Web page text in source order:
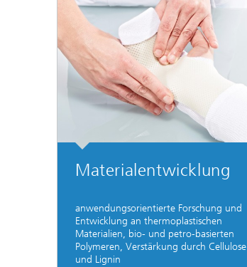
Materialentwicklung
anwendungsorientierte Forschung und
Entwicklung an thermoplastischen
Materialien, bio- und petro-basierten
Polymeren, Verstärkung durch Cellulose
und Lignin